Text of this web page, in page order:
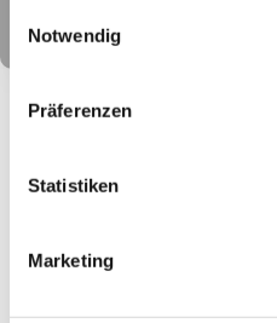
Notwendig
Präferenzen
Statistiken
Marketing